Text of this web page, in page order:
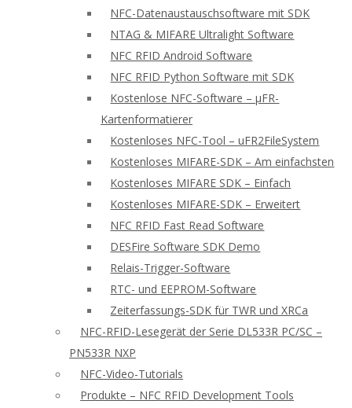
NFC-Datenaustauschsoftware mit SDK
NTAG & MIFARE Ultralight Software
NFC RFID Android Software
NFC RFID Python Software mit SDK
Kostenlose NFC-Software – μFR-
Kartenformatierer
Kostenloses NFC-Tool – uFR2FileSystem
Kostenloses MIFARE-SDK – Am einfachsten
Kostenloses MIFARE SDK – Einfach
Kostenloses MIFARE-SDK – Erweitert
NFC RFID Fast Read Software
DESFire Software SDK Demo
Relais-Trigger-Software
RTC- und EEPROM-Software
Zeiterfassungs-SDK für TWR und XRCa
NFC-RFID-Lesegerät der Serie DL533R PC/SC –
PN533R NXP
NFC-Video-Tutorials
Produkte – NFC RFID Development Tools